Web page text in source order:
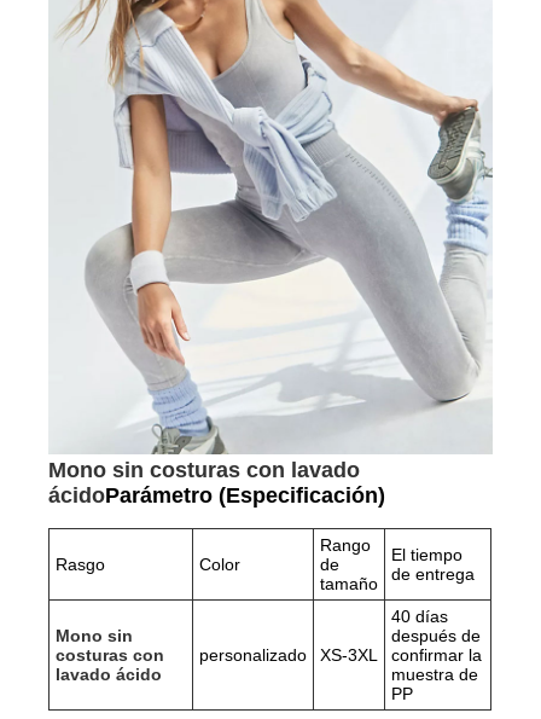
Mono sin costuras con lavado
ácidoParámetro (Especificación)
Rasgo Color
Rango
de
tamaño
El tiempo
de entrega
Mono sin
costuras con
lavado ácido
personalizado XS-3XL
40 días
después de
confirmar la
muestra de
PP